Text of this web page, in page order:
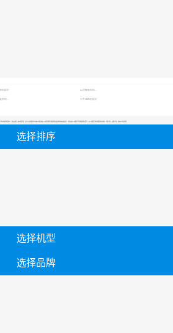
机报价
二手压路机报价
哪里便宜报价，热卖品牌，热卖地区等；还可以直接看到为您精心挑选的私人咸阳平地机哪里便宜相关的机械设备信息，包括其私人咸阳平地机哪里便宜型号、私人咸阳平地机哪里便宜参数、机型介绍、品牌介绍、新机价格信息等；
选择排序
选择机型
选择品牌